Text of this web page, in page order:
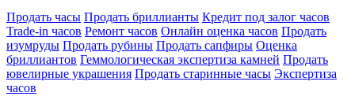
Продать часы Продать бриллианты Кредит под залог часов
Trade-in часов Ремонт часов Онлайн оценка часов Продать
изумруды Продать рубины Продать сапфиры Оценка
бриллиантов Геммологическая экспертиза камней Продать
ювелирные украшения Продать старинные часы Экспертиза
часов